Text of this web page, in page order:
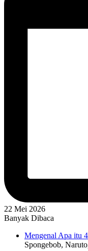
22 Mei 2026
Banyak Dibaca
Mengenal Apa itu
Spongebob,